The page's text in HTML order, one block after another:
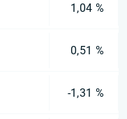
1,04 %
0,51 %
-1,31 %